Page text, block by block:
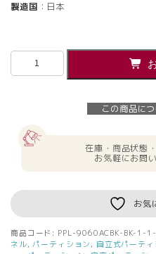
製造国 ：日本
【法
カ
ラ
脚
この商品に
在庫・商品状態
お気軽にお問
お気
商品コード: PPL-9060ACBK-BK-1-
ネル, パーティション , 自立式パーテ